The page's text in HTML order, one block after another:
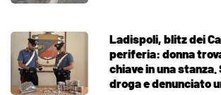
Ladispoli, blitz dei
periferia: donna
chiave in una
droga e denunciato